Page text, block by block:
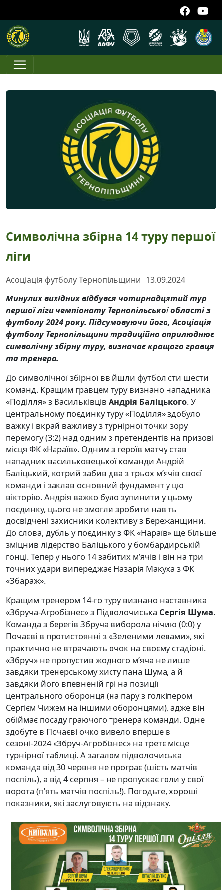
Символічна збірна 14 туру першої
ліги
Асоціація футболу Тернопільщини 13.09.2024
Минулих вихідних відбувся чотирнадцятий тур
першої ліги чемпіонату Тернопільської області з
футболу 2024 року. Підсумовуючи його, Асоціація
футболу Тернопільщини традиційно оприлюднює
символічну збірну туру, визначає кращого гравця
та тренера.
До символічної збірної ввійшли футболісти шести
команд. Кращим гравцем туру визнано нападника
«Поділля» з Васильківців Андрія Баліцького. У
центральному поєдинку туру «Поділля» здобуло
важку і вкрай важливу з турнірної точки зору
перемогу (3:2) над одним з претендентів на призові
місця ФК «Нараїв». Одним з героїв матчу став
нападник васильковецької команди Андрій
Баліцький, котрий забив два з трьох м’ячів своєї
команди і заклав основний фундамент у цю
вікторію. Андрія важко було зупинити у цьому
поєдинку, цього не змогли зробити навіть
досвідчені захисники колективу з Бережанщини.
До слова, дубль у поєдинку з ФК «Нараїв» ще більше
зміцнив лідерство Баліцького у бомбардирській
гонці. Тепер у нього 14 забитих м’ячів і він на три
точних удари випереджає Назарія Макуха з ФК
«Збараж».
Кращим тренером 14-го туру визнано наставника
«Збруча-Агробізнес» з Підволочиська Сергія Шума.
Команда з берегів Збруча виборола нічию (0:0) у
Почаєві в протистоянні з «Зеленими левами», які
практично не втрачають очок на своєму стадіоні.
«Збруч» не пропустив жодного м’яча не лише
завдяки тренерському хисту пана Шума, а й
завдяки його впевненій грі на позиції
центрального оборонця (на пару з голкіпером
Сергієм Чижем на іншими оборонцями), адже він
обіймає посаду граючого тренера команди. Одне
здобуте в Почаєві очко вивело вперше в
сезоні-2024 «Збруч-Агробізнес» на третє місце
турнірної таблиці. А загалом підволочиська
команда від 30 червня не програє (шість матчів
поспіль), а від 4 серпня – не пропускає голи у свої
ворота (п’ять матчів поспіль!). Погодьте, хороші
показники, які заслуговують на відзнаку.